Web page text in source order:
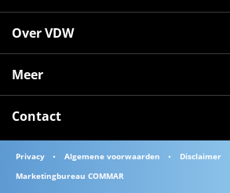
Over VDW
Meer
Contact
Privacy Algemene voorwaarden Disclaimer
Marketingbureau COMMAR